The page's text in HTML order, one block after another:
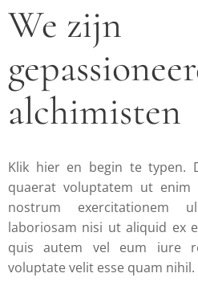
We zijn
alchimisten
Klik hier en begin te typen.
quaerat voluptatem ut
nostrum exercitationem
laboriosam nisi ut aliquid ex
quis autem vel eum iure
voluptate velit esse quam nihil.